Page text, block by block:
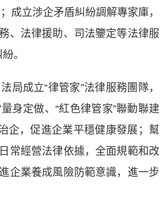
成立涉企矛盾糾紛調解專家庫，
、法律援助、司法鑒定等法律服
。
成立“律管家”法律服務團隊，
身定做、“紅色律管家”聯動聯建
企，促進企業平穩健康發展；幫
常經營法律依據，全面規範和改
企業養成風險防範意識，進一步